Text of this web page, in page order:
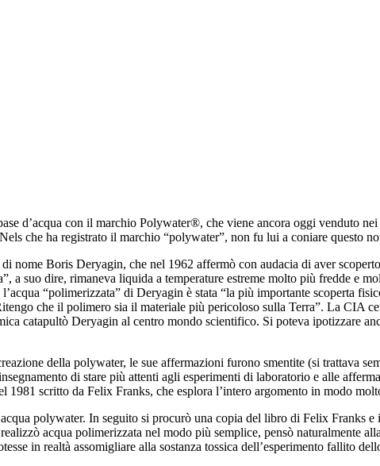
d’acqua con il marchio Polywater®, che viene ancora oggi venduto
che ha registrato il marchio “polywater”, non fu lui a coniare questo
nome Boris Deryagin, che nel 1962 affermò con audacia di aver
a suo dire, rimaneva liquida a temperature estreme molto più fredde e
“polimerizzata” di Deryagin è stata “la più importante scoperta
che il polimero sia il materiale più pericoloso sulla Terra”. La CIA
catapultò Deryagin al centro mondo scientifico. Si poteva ipotizzare
della polywater, le sue affermazioni furono smentite (si trattava
di stare più attenti agli esperimenti di laboratorio e alle
scritto da Felix Franks, che esplora l’intero argomento in modo
polywater. In seguito si procurò una copia del libro di Felix Franks e
acqua polimerizzata nel modo più semplice, pensò naturalmente
in realtà assomigliare alla sostanza tossica dell’esperimento fallito